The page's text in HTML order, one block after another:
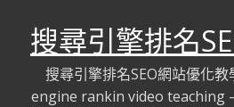
搜尋引擎排名
搜尋引擎排名SEO網站優化
engine rankin video teaching